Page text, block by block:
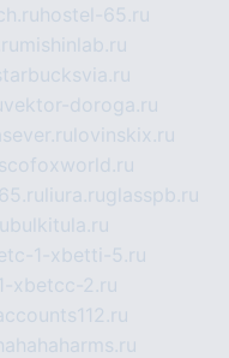
hostel-65.ru
mishinlab.ru
vektor-doroga.ru
lovinskix.ru
liura.ruglasspb.ru
bulkitula.ru
1-xbetti-5.ru
xbetcc-2.ru
hahahaharms.ru